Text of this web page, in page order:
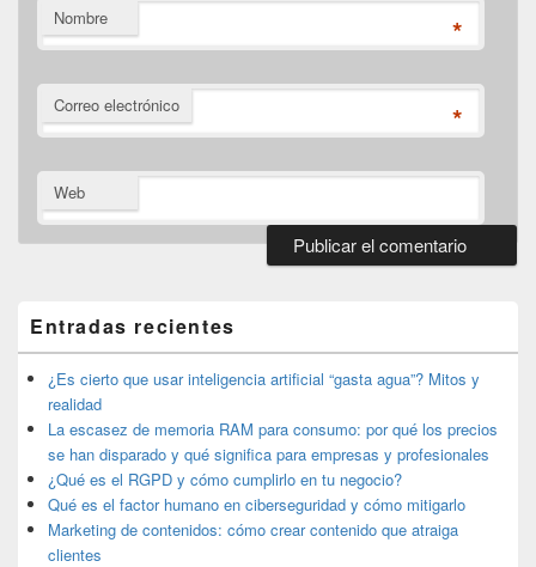
Nombre *
Correo electrónico *
Web
widget
barra
lateral
primaria
Entradas recientes
¿Es cierto que usar inteligencia artificial “gasta agua”? Mitos y
realidad
La escasez de memoria RAM para consumo: por qué los precios
se han disparado y qué significa para empresas y profesionales
¿Qué es el RGPD y cómo cumplirlo en tu negocio?
Qué es el factor humano en ciberseguridad y cómo mitigarlo
Marketing de contenidos: cómo crear contenido que atraiga
clientes